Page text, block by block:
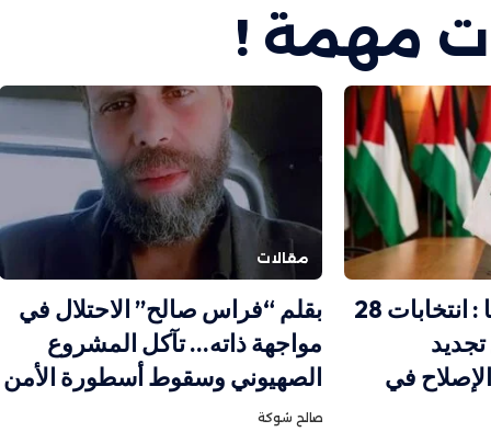
مهمة !
كتبت وصال أبو عليا : انتخابات 28
في
مقالات
بقلم “فراس صالح” الاحتلال في
مواجهة ذاته… تآكل المشروع
الصهيوني وسقوط أسطورة الأمن
صالح شوكة